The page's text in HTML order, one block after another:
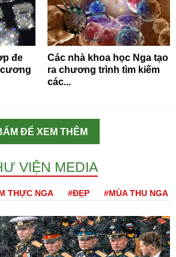
đe
Các nhà khoa học Nga tạo
ra chương trình tìm kiếm
các...
ĐỂ XEM THÊM
VIỆN MEDIA
THỰC NGA #ĐẸP #MÙA THU NGA